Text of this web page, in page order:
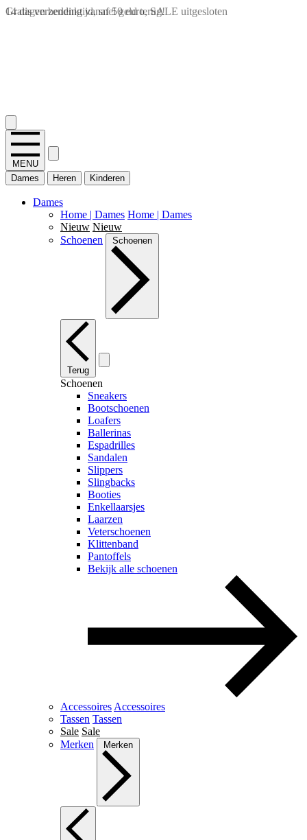
14 dagen bedenktijd, snel geld terug!
MENU
Dames
Heren Kinderen
Dames
Home | Dames Home | Dames
Nieuw Nieuw
Schoenen
Schoenen
Terug
Schoenen
Sneakers
Bootschoenen
Loafers
Ballerinas
Espadrilles
Sandalen
Slippers
Slingbacks
Booties
Enkellaarsjes
Laarzen
Veterschoenen
Klittenband
Pantoffels
Bekijk alle schoenen
Accessoires Accessoires
Tassen Tassen
Sale Sale
Merken
Merken